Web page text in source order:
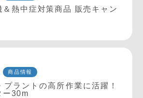
熱中症対策商品 販売キャン
商品情報
プラントの高所作業に活躍！
ー30m